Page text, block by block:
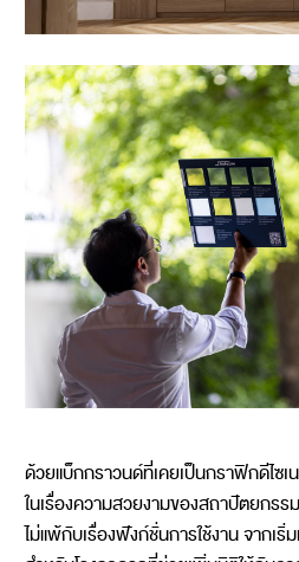
ด้วยแบ็กกราวนด์ที่เคยเป็นกราฟิกดีไซเ
ในเรื่องความสวยงามของสถาปัตยกรร
ไม่แพ้กับเรื่องฟังก์ชั่นการใช้งาน จากเ